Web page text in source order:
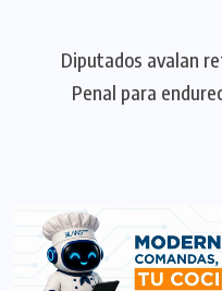
Diputados avalan
Penal para